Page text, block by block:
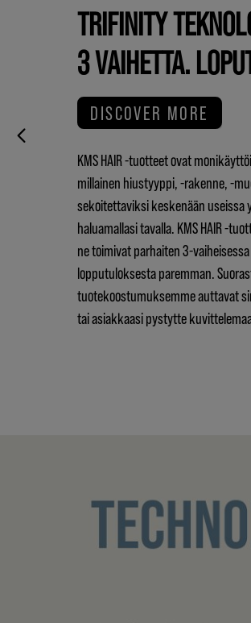
TRIFINITY
3 VAIHETTA.
DISCOVER MORE
KMS HAIR -tuotteet ovat
millainen hiustyyppi, -rakenne, -
sekoitettaviksi keskenään useissa
haluamallasi tavalla. KMS HAIR -
ne toimivat parhaiten 3-
lopputuloksesta paremman.
tuotekoostumuksemme auttavat
tai asiakkaasi pystytte